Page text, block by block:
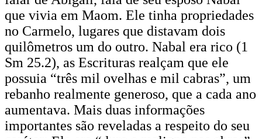
que vivia em Maom. Ele tinha propriedades
no Carmelo, lugares que distavam dois
quilômetros um do outro. Nabal era rico (1
Sm 25.2), as Escrituras realçam que ele
possuia “três mil ovelhas e mil cabras”, um
rebanho realmente generoso, que a cada ano
aumentava. Mais duas informações
importantes são reveladas a respeito do seu